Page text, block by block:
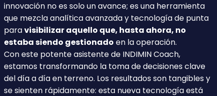
innovación no es solo un avance; es una herramienta
que mezcla analítica avanzada y tecnología de punta
paravisibilizar aquello que, hasta ahora, no
estaba siendo gestionado en la operación.
Con este potente asistente de INDIMIN Coach,
estamos transformando la toma de decisiones clave
del día a día en terreno. Los resultados son tangibles y
se sienten rápidamente: esta nueva tecnología está